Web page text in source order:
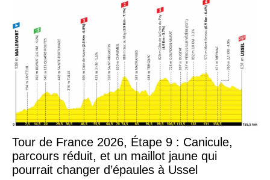
Tour de France 2026, Étape 9 : Canicule,
parcours réduit, et un maillot jaune qui
pourrait changer d’épaules à Ussel